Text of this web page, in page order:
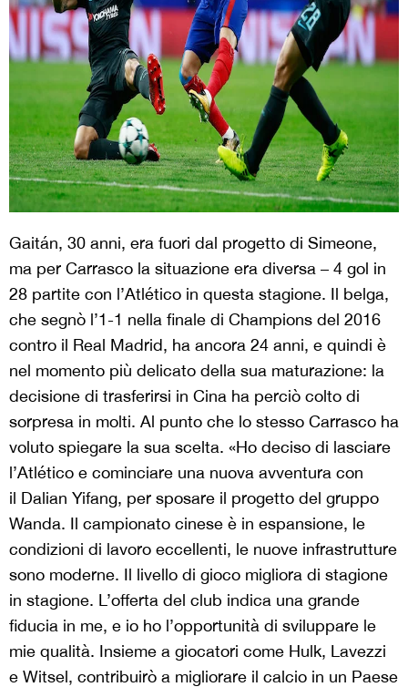
Gaitán, 30 anni, era fuori dal progetto di Simeone,
ma per Carrasco la situazione era diversa – 4 gol in
28 partite con l’Atlético in questa stagione. Il belga,
che segnò l’1-1 nella finale di Champions del 2016
contro il Real Madrid, ha ancora 24 anni, e quindi è
nel momento più delicato della sua maturazione: la
decisione di trasferirsi in Cina ha perciò colto di
sorpresa in molti. Al punto che lo stesso Carrasco ha
voluto spiegare la sua scelta. «Ho deciso di lasciare
l’Atlético e cominciare una nuova avventura con
il Dalian Yifang, per sposare il progetto del gruppo
Wanda. Il campionato cinese è in espansione, le
condizioni di lavoro eccellenti, le nuove infrastrutture
sono moderne. Il livello di gioco migliora di stagione
in stagione. L’offerta del club indica una grande
fiducia in me, e io ho l’opportunità di sviluppare le
mie qualità. Insieme a giocatori come Hulk, Lavezzi
e Witsel, contribuirò a migliorare il calcio in un Paese